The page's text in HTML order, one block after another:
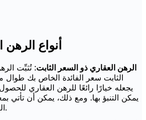
أنواع
الرهن العقاري ذو السعر الثابت: تُثبِّت
الثابت سعر الفائدة الخاص بك طوال
يجعله خيارًا رائعًا للرهن العقاري
يمكن التنبؤ بها. ومع ذلك، يمكن أن
الرهون العقارية المتغيرة.